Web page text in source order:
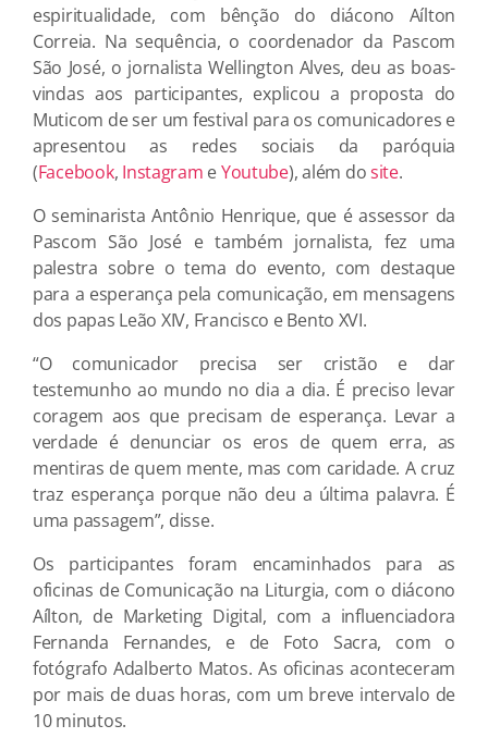
espiritualidade, com bênção do diácono Aílton
Correia. Na sequência, o coordenador da Pascom
São José, o jornalista Wellington Alves, deu as boas-
vindas aos participantes, explicou a proposta do
Muticom de ser um festival para os comunicadores e
apresentou as redes sociais da paróquia
(Facebook, Instagram eYoutube), além dosite.
O seminarista Antônio Henrique, que é assessor da
Pascom São José e também jornalista, fez uma
palestra sobre o tema do evento, com destaque
para a esperança pela comunicação, em mensagens
dos papas Leão XIV, Francisco e Bento XVI.
“O comunicador precisa ser cristão e dar
testemunho ao mundo no dia a dia. É preciso levar
coragem aos que precisam de esperança. Levar a
verdade é denunciar os eros de quem erra, as
mentiras de quem mente, mas com caridade. A cruz
traz esperança porque não deu a última palavra. É
uma passagem”, disse.
Os participantes foram encaminhados para as
oficinas de Comunicação na Liturgia, com o diácono
Aílton, de Marketing Digital, com a influenciadora
Fernanda Fernandes, e de Foto Sacra, com o
fotógrafo Adalberto Matos. As oficinas aconteceram
por mais de duas horas, com um breve intervalo de
10 minutos.